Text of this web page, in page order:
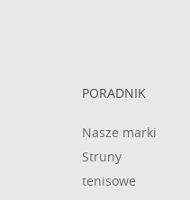
PORADNIK
Nasze marki
Struny
tenisowe